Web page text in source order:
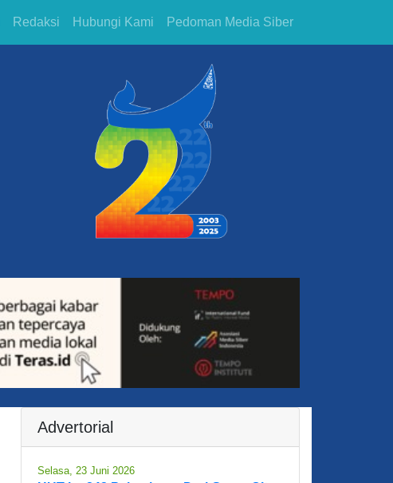
Redaksi Hubungi Kami Pedoman Media Siber
Advertorial
Selasa, 23 Juni 2026